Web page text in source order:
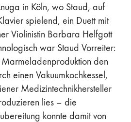
in Köln, wo Staud, auf
spielend, ein Duett mit
Violinistin Barbara Helfgott
war Staud Vorreiter:
den
einen Vakuumkochkessel,
Medizintechnikhersteller
lies – die
konnte damit von